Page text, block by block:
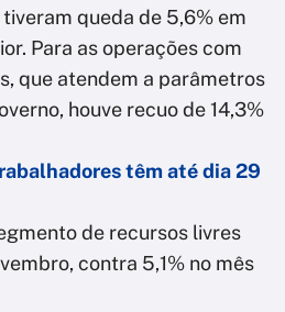
queda de 5,6% em
Para as operações com
que atendem a parâmetros
houve recuo de 14,3%
têm até dia 29
de recursos livres
contra 5,1% no mês